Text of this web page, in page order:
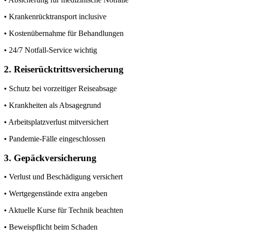
• Krankenrücktransport inclusive
• Kostenübernahme für Behandlungen
• 24/7 Notfall-Service wichtig
2. Reiserücktrittsversicherung
• Schutz bei vorzeitiger Reiseabsage
• Krankheiten als Absagegrund
• Arbeitsplatzverlust mitversichert
• Pandemie-Fälle eingeschlossen
3. Gepäckversicherung
• Verlust und Beschädigung versichert
• Wertgegenstände extra angeben
• Aktuelle Kurse für Technik beachten
• Beweispflicht beim Schaden